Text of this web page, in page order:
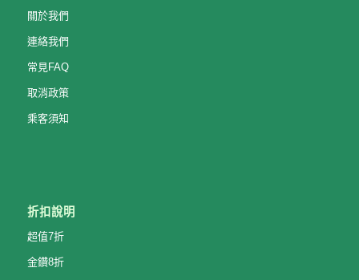
關於我們
連絡我們
常見FAQ
取消政策
乘客須知
折扣說明
超值7折
金鑽8折